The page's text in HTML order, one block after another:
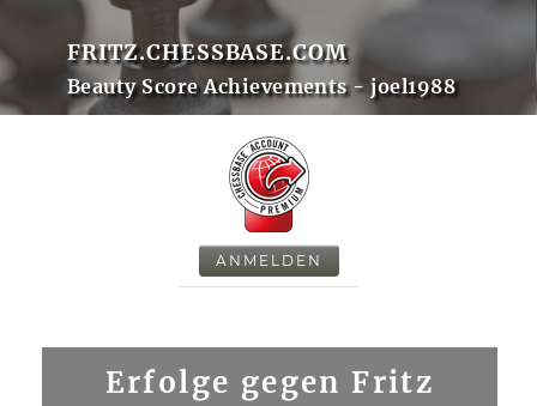
FRITZ.CHESSBASE.COM
Beauty Score Achievements - joel1988
ANMELDEN
Erfolge gegen Fritz